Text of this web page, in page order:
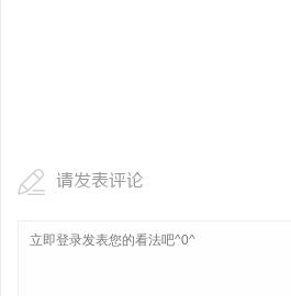
请发表评论